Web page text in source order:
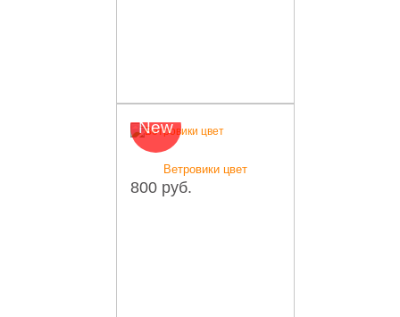
New
Ветровики цвет
800 руб.